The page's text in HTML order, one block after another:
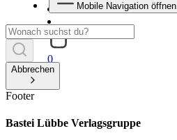
0
Mobile Navigation öffnen
Abbrechen
Footer
Bastei Lübbe Verlagsgruppe